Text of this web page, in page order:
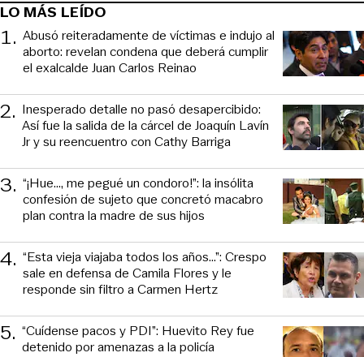
LO MÁS LEÍDO
1. Abusó reiteradamente de víctimas e indujo al
aborto: revelan condena que deberá cumplir
el exalcalde Juan Carlos Reinao
2. Inesperado detalle no pasó desapercibido:
Así fue la salida de la cárcel de Joaquín Lavín
Jr y su reencuentro con Cathy Barriga
3. “¡Hue..., me pegué un condoro!”: la insólita
confesión de sujeto que concretó macabro
plan contra la madre de sus hijos
4. “Esta vieja viajaba todos los años...”: Crespo
sale en defensa de Camila Flores y le
responde sin filtro a Carmen Hertz
5. “Cuídense pacos y PDI”: Huevito Rey fue
detenido por amenazas a la policía